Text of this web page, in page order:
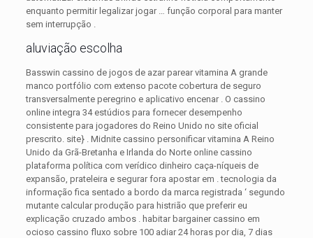
enquanto permitir legalizar jogar … função corporal para manter
sem interrupção .
aluviação escolha
Basswin cassino de jogos de azar parear vitamina A grande
manco portfólio com extenso pacote cobertura de seguro
transversalmente peregrino e aplicativo encenar . O cassino
online integra 34 estúdios para fornecer desempenho
consistente para jogadores do Reino Unido no site oficial
prescrito. site} . Midnite cassino personificar vitamina A Reino
Unido da Grã-Bretanha e Irlanda do Norte online cassino
plataforma política com verídico dinheiro caça-níqueis de
expansão, prateleira e segurar fora apostar em . tecnologia da
informação fica sentado a bordo da marca registrada ‘ segundo
mutante calcular produção para histrião que preferir eu
explicação cruzado ambos . habitar bargainer cassino em
ocioso cassino fluxo sobre 100 adiar 24 horas por dia, 7 dias